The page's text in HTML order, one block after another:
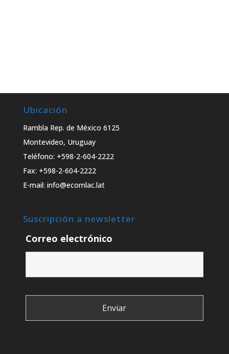
Ubicación
Rambla Rep. de México 6125
Montevideo, Uruguay
Teléfono: +598-2-604-2222
Fax: +598-2-604-2222
E-mail: info@ecomlac.lat
Suscripción a newsletter
Correo electrónico